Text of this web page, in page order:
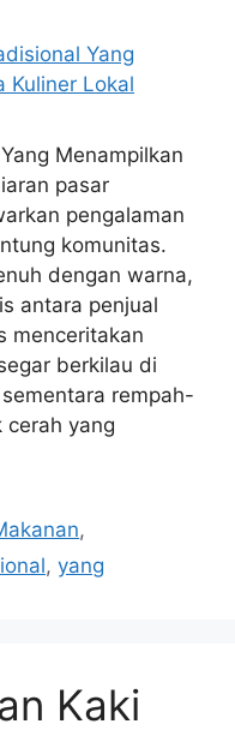
Menampilkan
pasar
pengalaman
komunitas.
dengan warna,
antara penjual
menceritakan
berkilau di
rempah-
cerah yang
,
, yang
Kaki